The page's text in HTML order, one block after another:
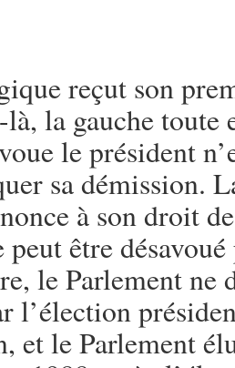
reçut son
là, la gauche
le président
sa démission.
à son droit
peut être
le Parlement ne
l’élection
et le Parlement